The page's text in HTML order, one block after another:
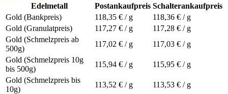
Edelmetall
Postankaufpreis Schalterankaufpreis
Gold (Bankpreis)
118,35 € / g 118,36 € / g
Gold (Granulatpreis)
117,27 € / g 117,28 € / g
Gold (Schmelzpreis ab
500g)
117,02 € / g 117,03 € / g
Gold (Schmelzpreis 10g
bis 500g)
115,94 € / g 115,95 € / g
Gold (Schmelzpreis bis
10g)
113,52 € / g 113,53 € / g